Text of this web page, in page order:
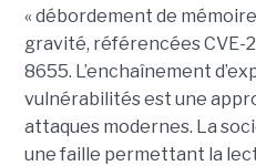
« débordement de
gravité, référencées CVE-
8655. L’enchaînement
vulnérabilités est une
attaques modernes. La
une faille permettant la